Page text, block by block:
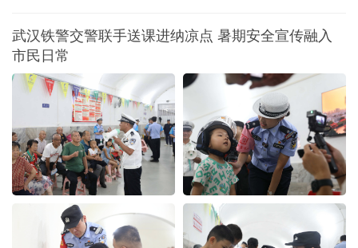
哑老人，用快速响应与持续搜寻守护群众平
安，生动诠释警民一家亲的暖心故事。7月29日
助，称家中聋哑老人不慎走失。老人无法与人
正常沟通，不熟悉周边路况，家属四处搜寻无
果，内心焦急万分。警情就是命令。
武汉铁警交警联手送课进纳凉点 暑期安全宣传融入
市民日常